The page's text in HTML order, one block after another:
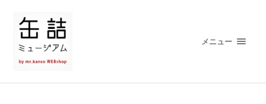
メニュー